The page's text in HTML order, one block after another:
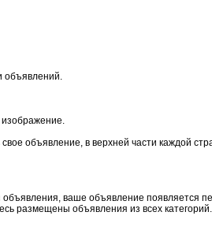
объявлений.
объявление, в верхней части каждой
объявления, ваше объявление появляется
размещены объявления из всех категорий.